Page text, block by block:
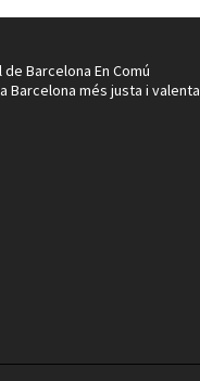
Barcelona En Comú
Barcelona més justa i valenta